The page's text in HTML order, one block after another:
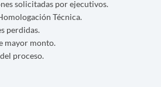
solicitadas por ejecutivos.
Técnica.
perdidas.
mayor monto.
proceso.